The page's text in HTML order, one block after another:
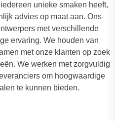
unieke smaken heeft,
advies op maat aan. Ons
met verschillende
ervaring. We houden van
met onze klanten op zoek
We werken met zorgvuldig
om hoogwaardige
te kunnen bieden.